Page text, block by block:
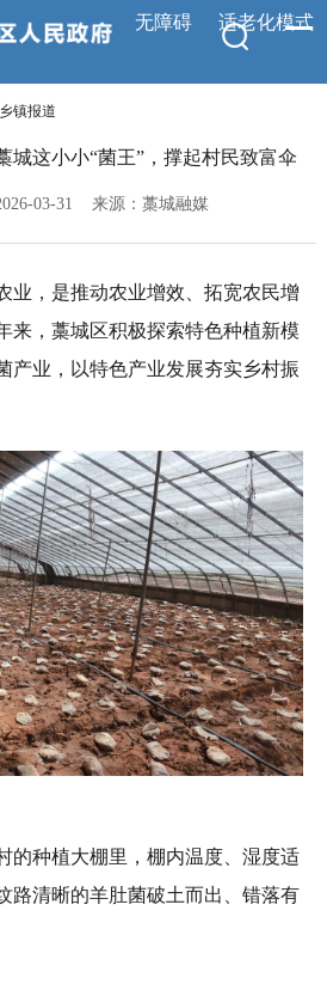
无障碍 适老化模式
乡镇报道
城这小小“菌王”，撑起村民致富伞
03-31 来源：藁城融媒
业，是推动农业增效、拓宽农民增
来，藁城区积极探索特色种植新模
产业，以特色产业发展夯实乡村振
的种植大棚里，棚内温度、湿度适
路清晰的羊肚菌破土而出、错落有